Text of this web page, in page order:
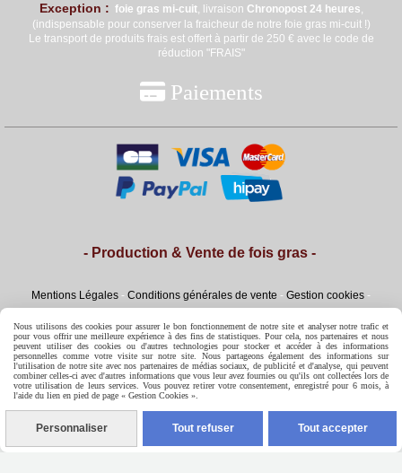
Exception : foie gras mi-cuit, livraison Chronopost 24 heures,
(indispensable pour conserver la fraicheur de notre foie gras mi-cuit !)
Le transport de produits frais est offert à partir de 250 € avec le code de
réduction "FRAIS"
 Paiements
- Production & Vente de fois gras -
Mentions Légales Conditions générales de vente Gestion cookies
Mon Compte Conditions Générales de Ventes
Nous utilisons des cookies pour assurer le bon fonctionnement de notre site et analyser notre trafic et
pour vous offrir une meilleure expérience à des fins de statistiques. Pour cela, nos partenaires et nous
peuvent utiliser des cookies ou d'autres technologies pour stocker et accéder à des informations
personnelles comme votre visite sur notre site. Nous partageons également des informations sur
l'utilisation de notre site avec nos partenaires de médias sociaux, de publicité et d'analyse, qui peuvent
combiner celles-ci avec d'autres informations que vous leur avez fournies ou qu'ils ont collectées lors de
votre utilisation de leurs services. Vous pouvez retirer votre consentement, enregistré pour 6 mois, à
l'aide du lien en pied de page « Gestion Cookies ».
Personnaliser Tout refuser Tout accepter